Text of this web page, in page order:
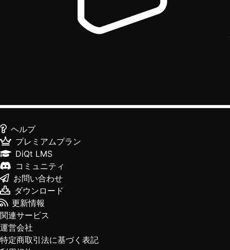
ヘルプ
プレミアムプラン
DiQt LMS
コミュニティ
お問い合わせ
ダウンロード
更新情報
関連サービス
運営会社
特定商取引法に基づく表記